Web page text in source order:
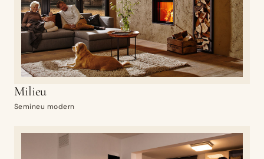
Milieu
Semineu modern